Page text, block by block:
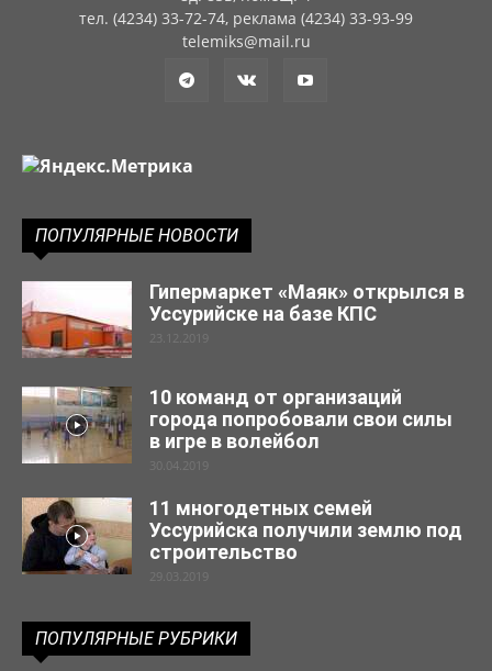
тел. (4234) 33-72-74, реклама (4234) 33-93-99
telemiks@mail.ru
ПОПУЛЯРНЫЕ НОВОСТИ
Гипермаркет «Маяк» открылся в
Уссурийске на базе КПС
23.12.2019
10 команд от организаций
города попробовали свои силы
в игре в волейбол
30.04.2019
11 многодетных семей
Уссурийска получили землю под
строительство
29.03.2019
ПОПУЛЯРНЫЕ РУБРИКИ